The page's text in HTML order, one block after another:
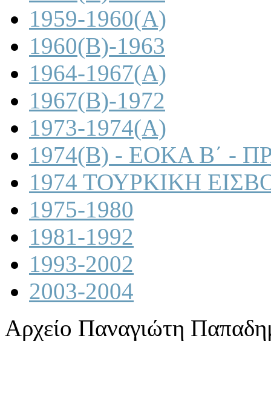
1959-1960(A)
1960(B)-1963
1964-1967(A)
1967(B)-1972
1973-1974(A)
1974(B) - ΕΟΚΑ Β΄ -
1974 ΤΟΥΡΚΙΚΗ
1975-1980
1981-1992
1993-2002
2003-2004
Αρχείο Παναγιώτη